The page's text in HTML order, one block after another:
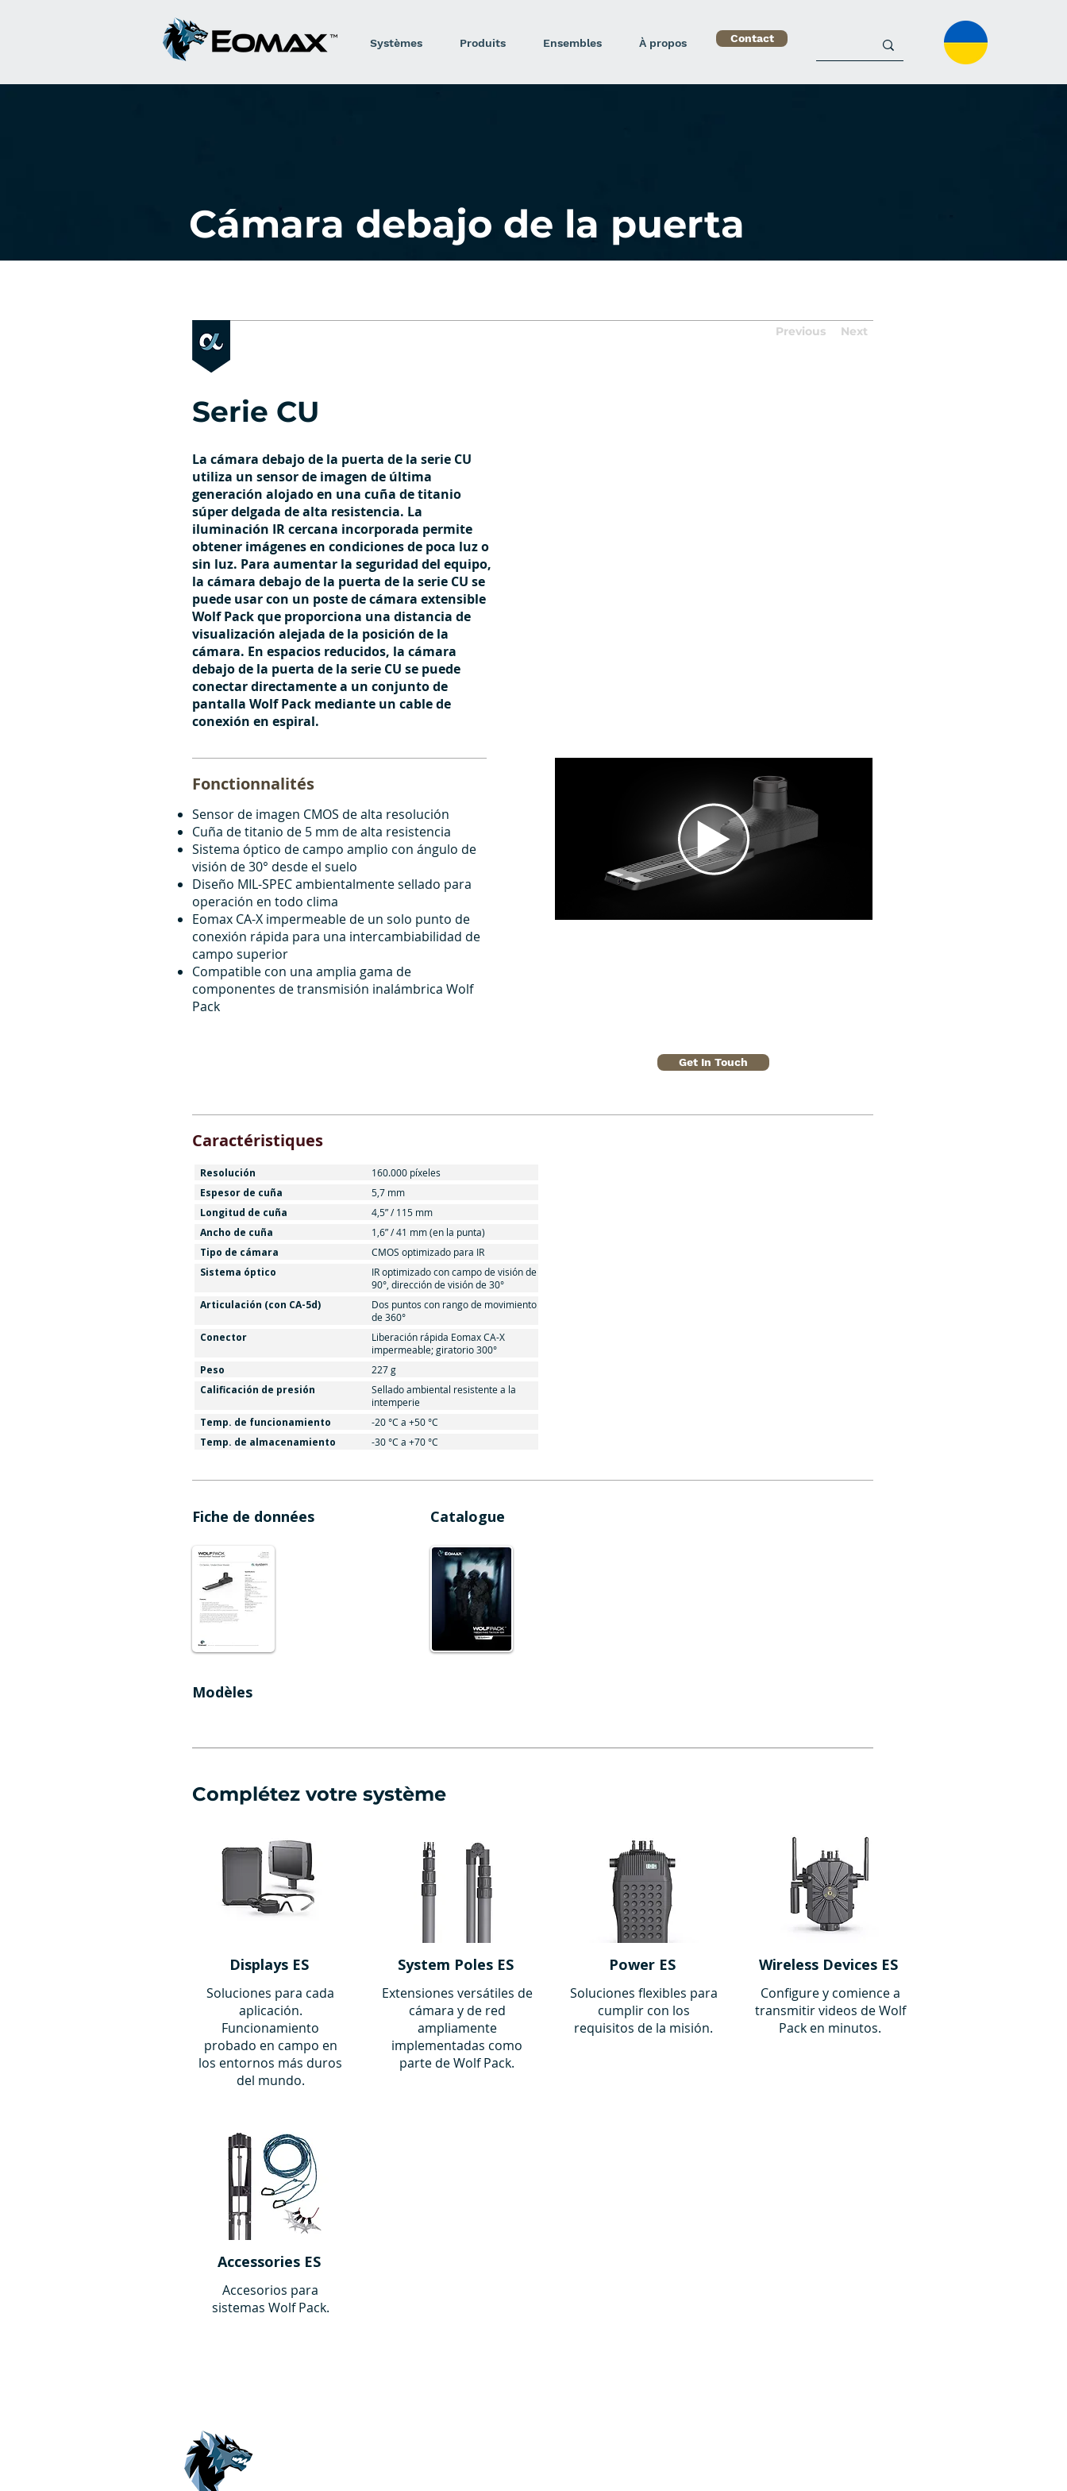
Systèmes Produits Ensembles À propos Contact
Cámara debajo de la puerta
Previous Next
Serie CU
La cámara debajo de la puerta de la serie CU
utiliza un sensor de imagen de última
generación alojado en una cuña de titanio
súper delgada de alta resistencia. La
iluminación IR cercana incorporada permite
obtener imágenes en condiciones de poca luz o
sin luz. Para aumentar la seguridad del equipo,
la cámara debajo de la puerta de la serie CU se
puede usar con un poste de cámara extensible
Wolf Pack que proporciona una distancia de
visualización alejada de la posición de la
cámara. En espacios reducidos, la cámara
debajo de la puerta de la serie CU se puede
conectar directamente a un conjunto de
pantalla Wolf Pack mediante un cable de
conexión en espiral.
Fonctionnalités
Sensor de imagen CMOS de alta resolución
Cuña de titanio de 5 mm de alta resistencia
Sistema óptico de campo amplio con ángulo de
visión de 30° desde el suelo
Diseño MIL-SPEC ambientalmente sellado para
operación en todo clima
Eomax CA-X impermeable de un solo punto de
conexión rápida para una intercambiabilidad de
campo superior
Compatible con una amplia gama de
componentes de transmisión inalámbrica Wolf
Pack
Get In Touch
Caractéristiques
Resolución 160.000 píxeles
Espesor de cuña 5,7 mm
Longitud de cuña 4,5” / 115 mm
Ancho de cuña 1,6” / 41 mm (en la punta)
Tipo de cámara CMOS optimizado para IR
Sistema óptico
IR optimizado con campo de visión de
90°, dirección de visión de 30°
Articulación (con CA-5d)
Dos puntos con rango de movimiento
de 360°
Conector
Liberación rápida Eomax CA-X
impermeable; giratorio 300°
Peso 227 g
Calificación de presión
Sellado ambiental resistente a la
intemperie
Temp. de funcionamiento -20 °C a +50 °C
Temp. de almacenamiento -30 °C a +70 °C
Fiche de données Catalogue
Modèles
Complétez votre système
Displays ES
Soluciones para cada
aplicación.
Funcionamiento
probado en campo en
los entornos más duros
del mundo.
Accessories ES
Accesorios para
sistemas Wolf Pack.
System Poles ES
Extensiones versátiles de
cámara y de red
ampliamente
implementadas como
parte de Wolf Pack.
Power ES
Soluciones flexibles para
cumplir con los
requisitos de la misión.
Wireless Devices ES
Configure y comience a
transmitir videos de Wolf
Pack en minutos.